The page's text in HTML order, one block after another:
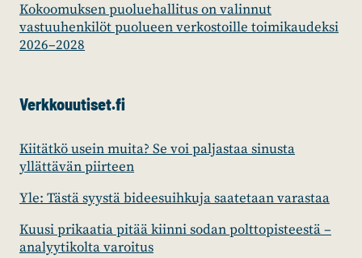
Kokoomuksen puoluehallitus on valinnut
vastuuhenkilöt puolueen verkostoille toimikaudeksi
2026–2028
Verkkouutiset.fi
Kiitätkö usein muita? Se voi paljastaa sinusta
yllättävän piirteen
Yle: Tästä syystä bideesuihkuja saatetaan varastaa
Kuusi prikaatia pitää kiinni sodan polttopisteestä –
analyytikolta varoitus